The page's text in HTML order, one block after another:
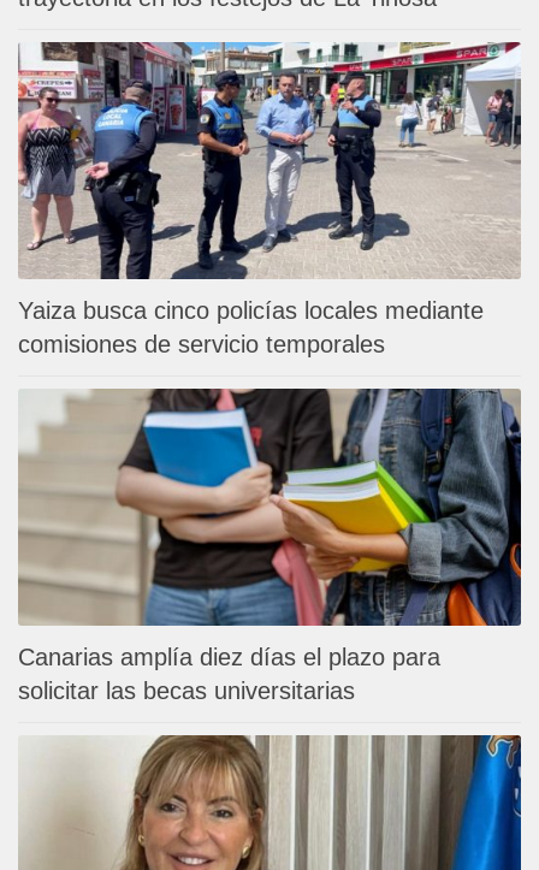
Yaiza busca cinco policías locales mediante
comisiones de servicio temporales
Canarias amplía diez días el plazo para
solicitar las becas universitarias